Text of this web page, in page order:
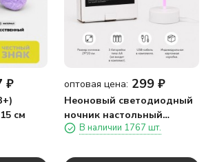
₽
см
оптовая цена: 299 ₽
Неоновый светодиодный
ночник настольный
"Сердце", розовое
В наличии 1767 шт.